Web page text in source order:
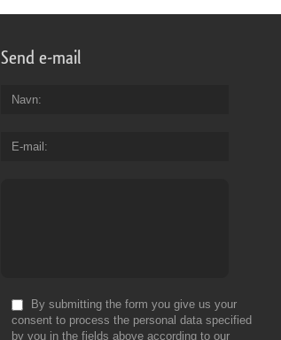
Send e-mail
Navn
E-mail
By submitting the form you give us your
consent to process the personal data specified
by you in the fields above according to our